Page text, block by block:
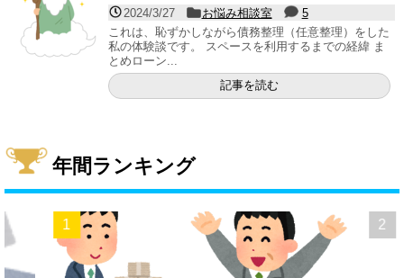
2024/3/27 お悩み相談室
5
これは、恥ずかしながら債務整理（任意整理）をした
私の体験談です。 スペースを利用するまでの経緯 ま
とめローン...
記事を読む
年間ランキング